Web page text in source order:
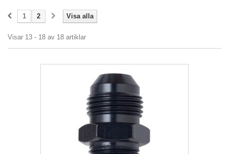
Visa alla
1 2
Visar 13 - 18 av 18 artiklar